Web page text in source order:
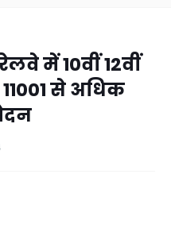
में 10वीं 12वीं
से अधिक